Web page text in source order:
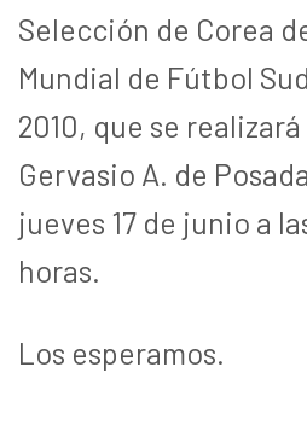
Selección de Corea
Mundial de Fútbol
2010, que se
Gervasio A. de
jueves 17 de junio a
horas.
Los esperamos.